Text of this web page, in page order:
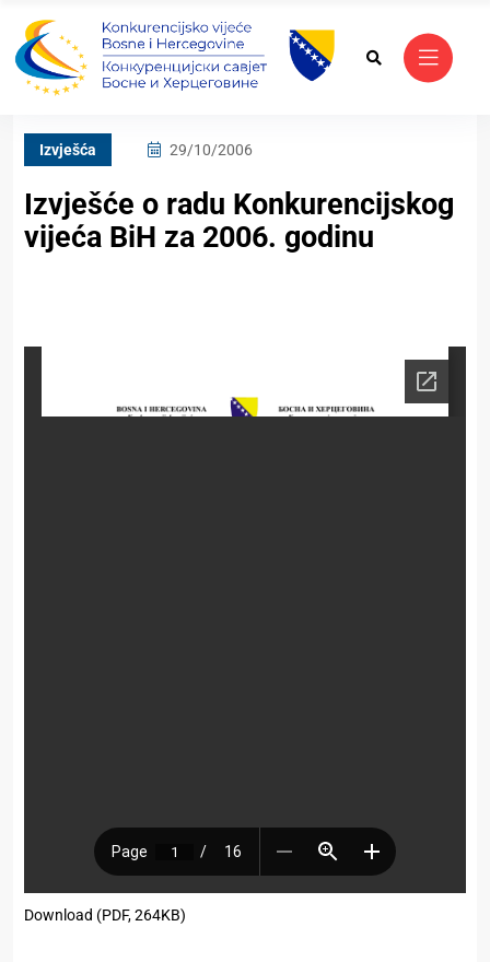
Izvješća 29/10/2006
Izvješće o radu Konkurencijskog
vijeća BiH za 2006. godinu
Download (PDF, 264KB)